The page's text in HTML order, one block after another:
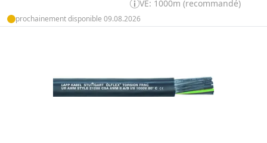
VE: 1000m (recommandé)
prochainement disponible 09.08.2026